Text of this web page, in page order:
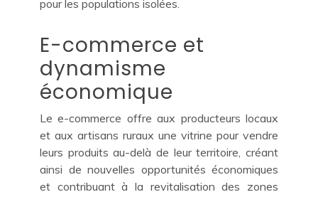
pour les populations isolées.
E-commerce et
dynamisme
économique
Le e-commerce offre aux producteurs locaux
et aux artisans ruraux une vitrine pour vendre
leurs produits au-delà de leur territoire, créant
ainsi de nouvelles opportunités économiques
et contribuant à la revitalisation des zones